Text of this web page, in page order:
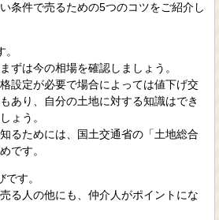
条件で売るための5つのコツをご紹介し
ずは今の相場を確認しましょう。
設定が必要で場合によっては値下げ交
あり、自分の土地に対する知識はでき
ょう。
るためには、国土交通省の「土地総合
です。
す。
る人の他にも、仲介人がポイントにな